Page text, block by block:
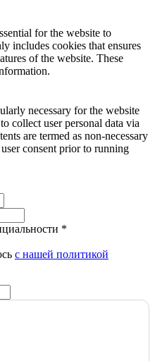
for the website to
includes cookies that ensures
of the website. These
necessary for the website
collect user personal data via
are termed as non-necessary
consent prior to running
*
с нашей политикой